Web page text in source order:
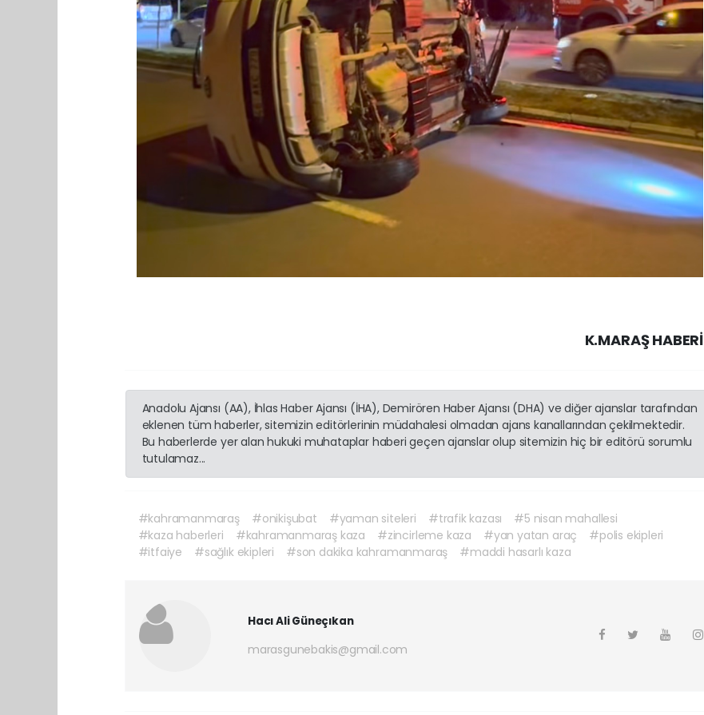
K.MARAŞ HABERİ
Anadolu Ajansı (AA), İhlas Haber Ajansı (İHA), Demirören Haber Ajansı (DHA) ve diğer ajanslar tarafından
eklenen tüm haberler, sitemizin editörlerinin müdahalesi olmadan ajans kanallarından çekilmektedir.
Bu haberlerde yer alan hukuki muhataplar haberi geçen ajanslar olup sitemizin hiç bir editörü sorumlu
tutulamaz...
#kahramanmaraş #onikişubat #yaman siteleri #trafik kazası
#5 nisan mahallesi
#kaza haberleri
#kahramanmaraş kaza #zincirleme kaza #yan yatan araç
#polis ekipleri
#itfaiye
#sağlık ekipleri #son dakika kahramanmaraş #maddi hasarlı kaza
Hacı Ali Güneçıkan
marasgunebakis@gmail.com